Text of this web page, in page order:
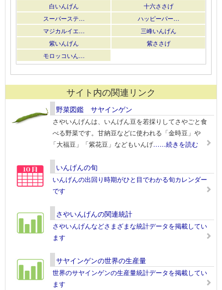
白いんげん
十六ささげ
スーパーステ…
ハッピーパー…
マジカルイエ…
三峰いんげん
紫いんげん
紫ささげ
モロッコいん…
サイト内の関連リンク
野菜図鑑 サヤインゲン
さやいんげんは、いんげん豆を若採りしてさやごと食
べる野菜です。甘納豆などに使われる「金時豆」や
「大福豆」「紫花豆」などもいんげ……続きを読む
いんげんの旬
いんげんの出回り時期がひと目でわかる旬カレンダー
です
さやいんげんの関連統計
さやいんげんなどさまざまな統計データを掲載してい
ます
サヤインゲンの世界の生産量
世界のサヤインゲンの生産量統計データを掲載してい
ます